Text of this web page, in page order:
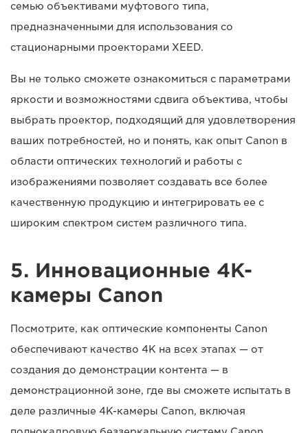
семью объективами муфтового типа,
предназначенными для использования со
стационарными проекторами XEED.
Вы не только сможете ознакомиться с параметрами
яркости и возможностями сдвига объектива, чтобы
выбрать проектор, подходящий для удовлетворения
ваших потребностей, но и понять, как опыт Canon в
области оптических технологий и работы с
изображениями позволяет создавать все более
качественную продукцию и интегрировать ее с
широким спектром систем различного типа.
5. Инновационные 4K-
камеры Canon
Посмотрите, как оптические компоненты Canon
обеспечивают качество 4K на всех этапах — от
создания до демонстрации контента — в
демонстрационной зоне, где вы сможете испытать в
деле различные 4K-камеры Canon, включая